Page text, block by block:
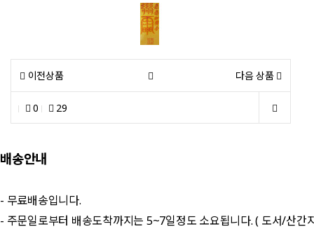
이전상품 다음 상품
0 29
배송안내
- 무료배송입니다.
- 주문일로부터 배송도착까지는 5~7일정도 소요됩니다. ( 도서/산간